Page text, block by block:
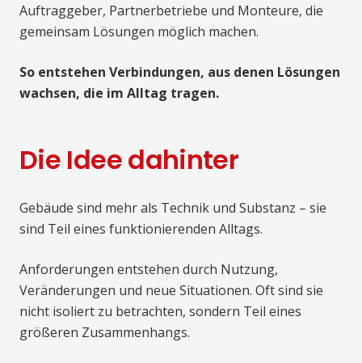
Auftraggeber, Partnerbetriebe und Monteure, die
gemeinsam Lösungen möglich machen.
So entstehen Verbindungen, aus denen Lösungen
wachsen, die im Alltag tragen.
Die Idee dahinter
Gebäude sind mehr als Technik und Substanz – sie
sind Teil eines funktionierenden Alltags.
Anforderungen entstehen durch Nutzung,
Veränderungen und neue Situationen. Oft sind sie
nicht isoliert zu betrachten, sondern Teil eines
größeren Zusammenhangs.